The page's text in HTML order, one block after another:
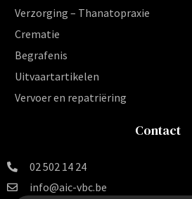
Verzorging – Thanatopraxie
Crematie
Begrafenis
Uitvaartartikelen
Vervoer en repatriëring
Contact
02 502 14 24
info@aic-vbc.be